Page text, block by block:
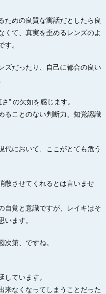
ための良質な寓話だとしたら良
くて、真実を歪めるレンズのよ
。
ズだったり、自己に都合の良い
” の欠如を感じます。
ることのない判断力、知覚認識
代において、ここがとても危う
散させてくれるとは言いませ
自覚と意識ですが、レイキはそ
ます。
第、ですね。
しています。
来なくなってしまうことだった